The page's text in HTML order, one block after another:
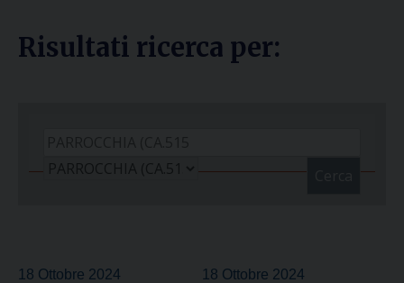
18 Ottobre 2024 18 Ottobre 2024